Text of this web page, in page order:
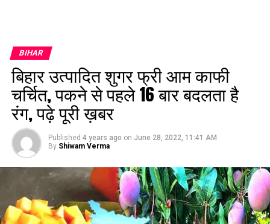
BIHAR
बिहार उत्पादित शुगर फ्री आम काफी
चर्चित, पकने से पहले 16 बार बदलता है
रंग, पढ़े पूरी ख़बर
Published 4 years ago on June 28, 2022, 11:41 AM
By Shiwam Verma